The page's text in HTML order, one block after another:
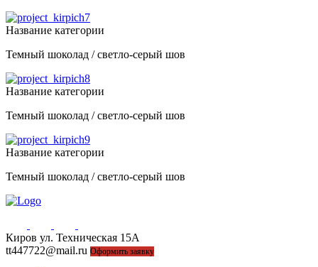
Название категории
Темный шоколад / светло-серый шов
Название категории
Темный шоколад / светло-серый шов
Название категории
Темный шоколад / светло-серый шов
Киров ул. Техническая 15А
tt447722@mail.ru Оформить заявку